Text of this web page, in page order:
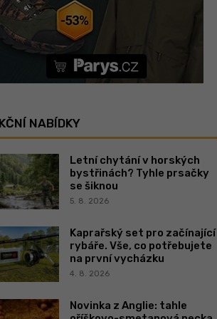
NABÍDKY
Letní chytání v horských
bystřinách? Tyhle prsačky
se šiknou
5. 8. 2026
Kaprařský set pro začínající
rybáře. Vše, co potřebujete
na první vycházku
4. 8. 2026
Novinka z Anglie: tahle